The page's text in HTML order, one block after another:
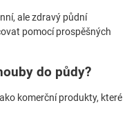
ale zdravý půdní
pomocí prospěšných
do půdy?
komerční produkty, které